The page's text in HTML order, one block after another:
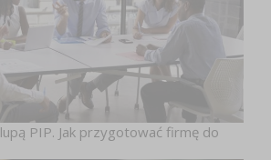
PIP. Jak przygotować firmę do